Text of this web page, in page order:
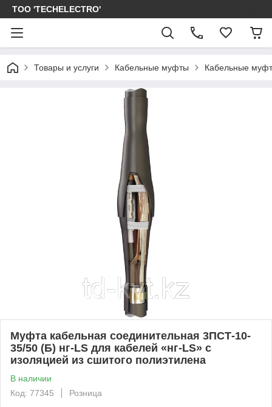
ТОО 'TECHELECTRO'
Товары и услуги Кабельные муфты Кабельные
Муфта кабельная соединительная 3ПСТ-10-
35/50 (Б) нг-LS для кабелей «нг-LS» с
изоляцией из сшитого полиэтилена
В наличии
Код: 77345
Розница